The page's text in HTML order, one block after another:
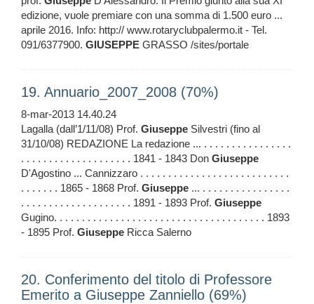
edizione, vuole premiare con una somma di 1.500 euro ...
aprile 2016. Info: http:// www.rotaryclubpalermo.it - Tel.
091/6377900. GIUSEPPE GRASSO /sites/portale
19. Annuario_2007_2008 (70%)
8-mar-2013 14.40.24
Lagalla (dall’1/11/08) Prof. Giuseppe Silvestri (fino al
31/10/08) REDAZIONE La redazione ... . . . . . . . . . . . . . . . .
. . . . . . . . . . . . . . . . . . . . 1841 - 1843 Don Giuseppe
D'Agostino ... Cannizzaro . . . . . . . . . . . . . . . . . . . . . . . . . . .
. . . . . . . 1865 - 1868 Prof. Giuseppe ... . . . . . . . . . . . . . . . .
. . . . . . . . . . . . . . . . . . . . 1891 - 1893 Prof. Giuseppe
Gugino. . . . . . . . . . . . . . . . . . . . . . . . . . . . . . . . . . . . . . 1893
- 1895 Prof. Giuseppe Ricca Salerno
20. Conferimento del titolo di Professore
Emerito a Giuseppe Zanniello (69%)